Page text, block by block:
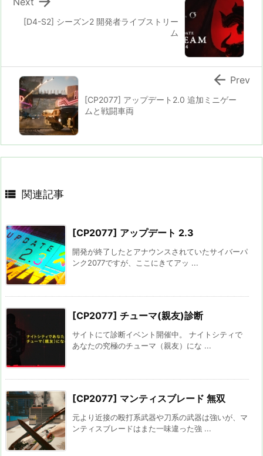
[D4-S2] シーズン2 開発者ライブストリー
ム
[CP2077] アップデート2.0 追加ミニゲー
ムと戦闘車両
 Prev
 関連記事
[CP2077] アップデート 2.3
開発が終了したとアナウンスされていたサイバーパ
ンク2077ですが、ここにきてアッ ...
[CP2077] チューマ(親友)診断
サイトにて診断イベント開催中。 ナイトシティで
あなたの究極のチューマ（親友）にな ...
[CP2077] マンティスブレード 無双
元より近接の殴打系武器や刀系の武器は強いが、マ
ンティスブレードはまた一味違った強 ...